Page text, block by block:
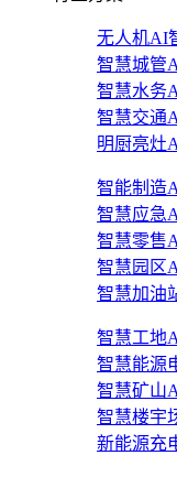
无人机AI
智慧城管
智慧水务
智慧交通
明厨亮灶
智能制造
智慧应急
智慧零售
智慧园区
智慧加油
智慧工地
智慧能源
智慧矿山
智慧楼宇
新能源充